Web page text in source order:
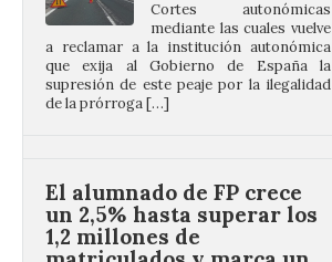
que exija al Gobierno de España la
supresión de este peaje por la ilegalidad
de la prórroga […]
1,2 millones de
matriculados y marca un
nuevo récord